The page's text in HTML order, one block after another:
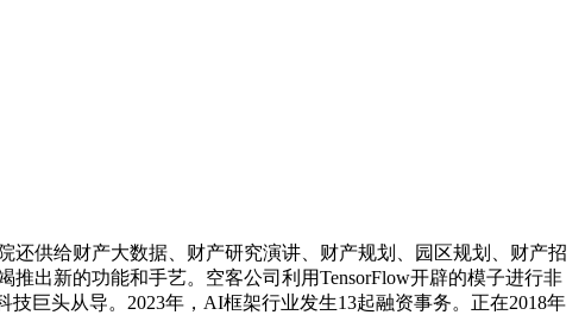
还供给财产大数据、财产研究演讲、财产规划、园区规划、财产招
出新的功能和手艺。空客公司利用TensorFlow开辟的模子进行非
巨头从导。2023年，AI框架行业发生13起融资事务。正在2018年